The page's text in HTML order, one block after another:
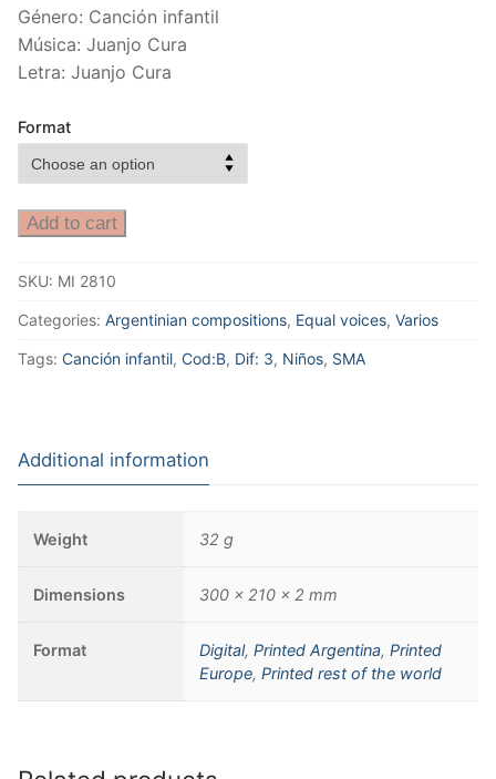
Género: Canción infantil
Música: Juanjo Cura
Letra: Juanjo Cura
Format
Add to cart
SKU: MI 2810
Categories: Argentinian compositions, Equal voices, Varios
Tags: Canción infantil, Cod:B, Dif: 3, Niños, SMA
Additional information
Weight 32 g
Dimensions 300 × 210 × 2 mm
Format Digital,Printed Argentina,Printed
Europe,Printed rest of the world